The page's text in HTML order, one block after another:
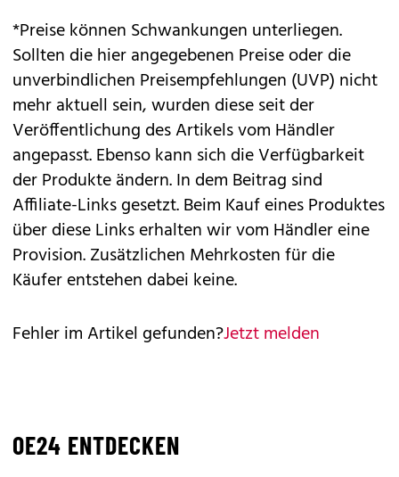
*Preise können Schwankungen unterliegen.
Sollten die hier angegebenen Preise oder die
unverbindlichen Preisempfehlungen (UVP) nicht
mehr aktuell sein, wurden diese seit der
Veröffentlichung des Artikels vom Händler
angepasst. Ebenso kann sich die Verfügbarkeit
der Produkte ändern. In dem Beitrag sind
Affiliate-Links gesetzt. Beim Kauf eines Produktes
über diese Links erhalten wir vom Händler eine
Provision. Zusätzlichen Mehrkosten für die
Käufer entstehen dabei keine.
Fehler im Artikel gefunden?Jetzt melden
OE24 ENTDECKEN